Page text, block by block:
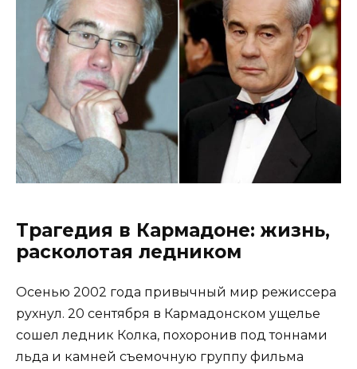
Трагедия в Кармадоне: жизнь,
расколотая ледником
Осенью 2002 года привычный мир режиссера
рухнул. 20 сентября в Кармадонском ущелье
сошел ледник Колка, похоронив под тоннами
льда и камней съемочную группу фильма